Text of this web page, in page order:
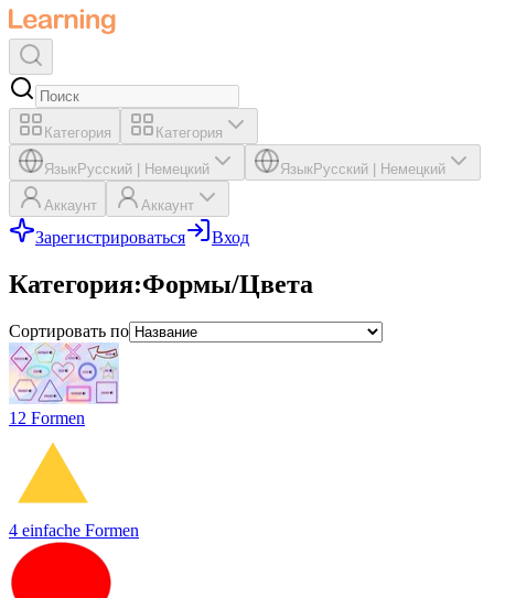
Категория Категория
ЯзыкРусский Немецкий ЯзыкРусский Немецкий
Аккаунт Аккаунт
Зарегистрироваться Вход
Категория:Формы/Цвета
Сортировать по
12 Formen
4 einfache Formen